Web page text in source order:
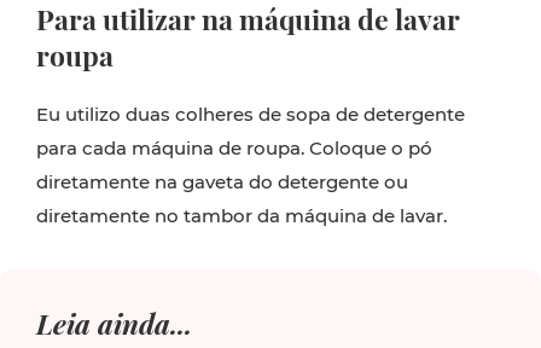
Para utilizar na máquina de lavar
roupa
Eu utilizo duas colheres de sopa de detergente
para cada máquina de roupa. Coloque o pó
diretamente na gaveta do detergente ou
diretamente no tambor da máquina de lavar.
Leia ainda...